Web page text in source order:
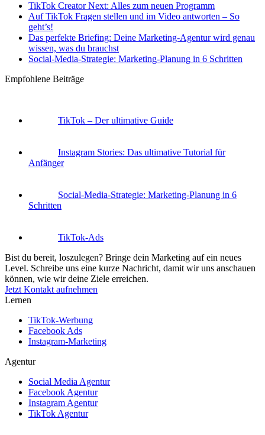
TikTok Creator Next: Alles zum neuen Programm
Auf TikTok Fragen stellen und im Video antworten – So
geht’s!
Das perfekte Briefing: Deine Marketing-Agentur wird genau
wissen, was du brauchst
Social-Media-Strategie: Marketing-Planung in 6 Schritten
Empfohlene Beiträge
TikTok – Der ultimative Guide
Instagram Stories: Das ultimative Tutorial für
Anfänger
Social-Media-Strategie: Marketing-Planung in 6
Schritten
TikTok-Ads
Bist du bereit, loszulegen? Bringe dein Marketing auf ein neues
Level. Schreibe uns eine kurze Nachricht, damit wir uns anschauen
können, wie wir deine Ziele erreichen.
Jetzt Kontakt aufnehmen
Lernen
TikTok-Werbung
Facebook Ads
Instagram-Marketing
Agentur
Social Media Agentur
Facebook Agentur
Instagram Agentur
TikTok Agentur